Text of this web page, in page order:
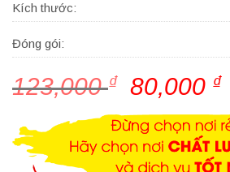
Kích thước:
Đóng gói:
123,000₫
Giá
gốc
là:
123,000 ₫.
80,000 ₫